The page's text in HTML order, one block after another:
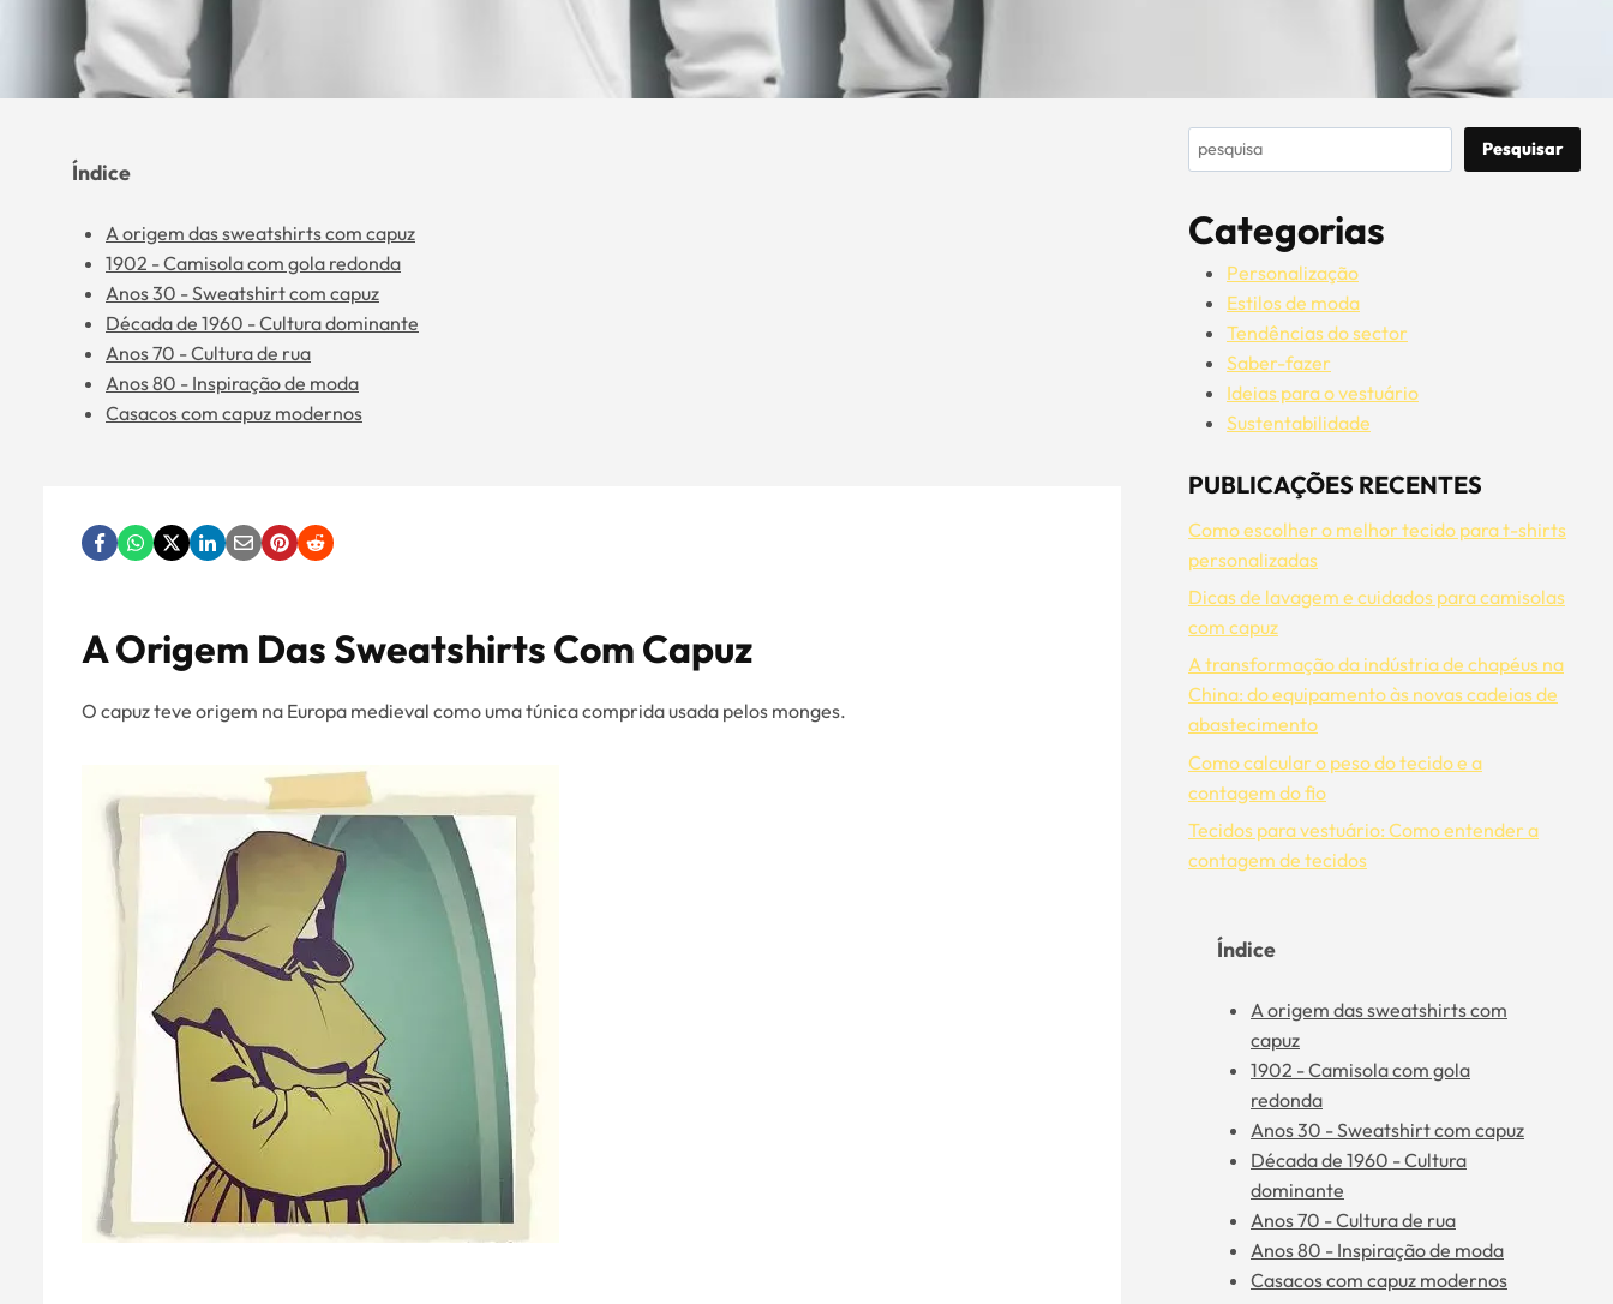
Índice
A origem das sweatshirts com capuz
1902 - Camisola com gola redonda
Anos 30 - Sweatshirt com capuz
Década de 1960 - Cultura dominante
Anos 70 - Cultura de rua
Anos 80 - Inspiração de moda
Casacos com capuz modernos
A Origem Das Sweatshirts Com Capuz
O capuz teve origem na Europa medieval como uma túnica comprida usada pelos monges.
Pesquisar Pesquisar
Categorias
Personalização
Estilos de moda
Tendências do sector
Saber-fazer
Ideias para o vestuário
Sustentabilidade
PUBLICAÇÕES RECENTES
Como escolher o melhor tecido para t-shirts
personalizadas
Dicas de lavagem e cuidados para camisolas
com capuz
A transformação da indústria de chapéus na
China: do equipamento às novas cadeias de
abastecimento
Como calcular o peso do tecido e a
contagem do fio
Tecidos para vestuário: Como entender a
contagem de tecidos
Índice
A origem das sweatshirts com
capuz
1902 - Camisola com gola
redonda
Anos 30 - Sweatshirt com capuz
Década de 1960 - Cultura
dominante
Anos 70 - Cultura de rua
Anos 80 - Inspiração de moda
Casacos com capuz modernos